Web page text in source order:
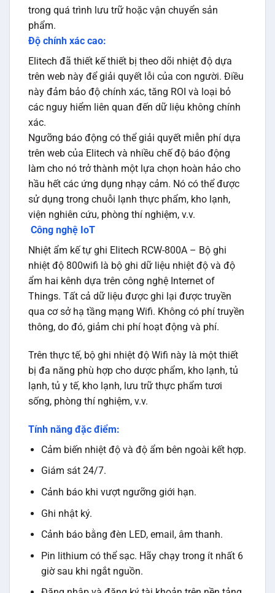
trong quá trình lưu trữ hoặc vận chuyển sản
phẩm.
Độ chính xác cao:
Elitech đã thiết kế thiết bị theo dõi nhiệt độ dựa
trên web này để giải quyết lỗi của con người. Điều
này đảm bảo độ chính xác, tăng ROI và loại bỏ
các nguy hiểm liên quan đến dữ liệu không chính
xác.
Ngưỡng báo động có thể giải quyết miễn phí dựa
trên web của Elitech và nhiều chế độ báo động
làm cho nó trở thành một lựa chọn hoàn hảo cho
hầu hết các ứng dụng nhạy cảm. Nó có thể được
sử dụng trong chuỗi lạnh thực phẩm, kho lạnh,
viện nghiên cứu, phòng thí nghiệm, v.v.
Công nghệ IoT
Nhiệt ẩm kế tự ghi Elitech RCW-800A – Bộ ghi
nhiệt độ 800wifi là bộ ghi dữ liệu nhiệt độ và độ
ẩm hai kênh dựa trên công nghệ Internet of
Things. Tất cả dữ liệu được ghi lại được truyền
qua cơ sở hạ tầng mạng Wifi. Không có phí truyền
thông, do đó, giảm chi phí hoạt động và phí.
Trên thực tế, bộ ghi nhiệt độ Wifi này là một thiết
bị đa năng phù hợp cho dược phẩm, kho lạnh, tủ
lạnh, tủ y tế, kho lạnh, lưu trữ thực phẩm tươi
sống, phòng thí nghiệm, v.v.
Tính năng đặc điểm:
Cảm biến nhiệt độ và độ ẩm bên ngoài kết hợp.
Giám sát 24/7.
Cảnh báo khi vượt ngưỡng giới hạn.
Ghi nhật ký.
Cảnh báo bằng đèn LED, email, âm thanh.
Pin lithium có thể sạc. Hãy chạy trong ít nhất 6
giờ sau khi ngắt nguồn.